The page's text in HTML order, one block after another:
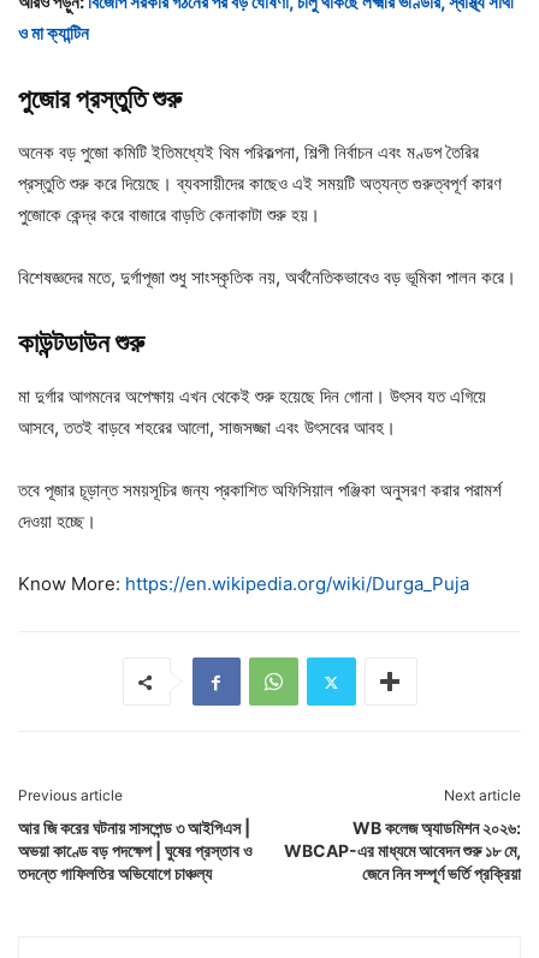
ও মা ক্যান্টিন
পুজোরপ্রস্তুতিশুরু
অনেক বড় পুজো কমিটি ইতিমধ্যেই থিম পরিকল্পনা, শিল্পী নির্বাচন এবং মণ্ডপ তৈরির
প্রস্তুতি শুরু করে দিয়েছে। ব্যবসায়ীদের কাছেও এই সময়টি অত্যন্ত গুরুত্বপূর্ণ কারণ
পুজোকে কেন্দ্র করে বাজারে বাড়তি কেনাকাটা শুরু হয়।
বিশেষজ্ঞদের মতে, দুর্গাপূজা শুধু সাংস্কৃতিক নয়, অর্থনৈতিকভাবেও বড় ভূমিকা পালন করে।
কাউন্টডাউনশুরু
মা দুর্গার আগমনের অপেক্ষায় এখন থেকেই শুরু হয়েছে দিন গোনা। উৎসব যত এগিয়ে
আসবে, ততই বাড়বে শহরের আলো, সাজসজ্জা এবং উৎসবের আবহ।
তবে পূজার চূড়ান্ত সময়সূচির জন্য প্রকাশিত অফিসিয়াল পঞ্জিকা অনুসরণ করার পরামর্শ
দেওয়া হচ্ছে।
Know More: https://en.wikipedia.org/wiki/Durga_Puja
Previous article
আর জি করের ঘটনায় সাসপেন্ড ৩ আইপিএস |
অভয়া কাণ্ডে বড় পদক্ষেপ | ঘুষের প্রস্তাব ও
তদন্তে গাফিলতির অভিযোগে চাঞ্চল্য
Next article
WB কলেজ অ্যাডমিশন ২০২৬:
WBCAP-এর মাধ্যমে আবেদন শুরু ১৮ মে,
জেনে নিন সম্পূর্ণ ভর্তি প্রক্রিয়া